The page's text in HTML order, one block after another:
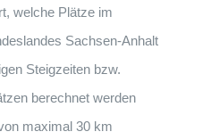
welche Plätze im
Sachsen-Anhalt
Steigzeiten bzw.
berechnet werden
maximal 30 km